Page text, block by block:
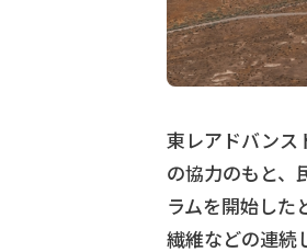
東レアドバン
の協力のもと、
ラムを開始した
繊維などの連続